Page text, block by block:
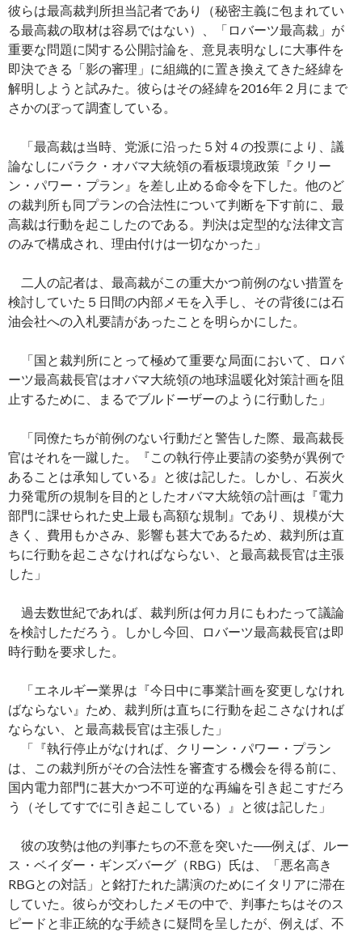
彼らは最高裁判所担当記者であり（秘密主義に包まれてい
る最高裁の取材は容易ではない）、「ロバーツ最高裁」が
重要な問題に関する公開討論を、意見表明なしに大事件を
即決できる「影の審理」に組織的に置き換えてきた経緯を
解明しようと試みた。彼らはその経緯を2016年２月にまで
さかのぼって調査している。
「最高裁は当時、党派に沿った５対４の投票により、議
論なしにバラク・オバマ大統領の看板環境政策『クリー
ン・パワー・プラン』を差し止める命令を下した。他のど
の裁判所も同プランの合法性について判断を下す前に、最
高裁は行動を起こしたのである。判決は定型的な法律文言
のみで構成され、理由付けは一切なかった」
二人の記者は、最高裁がこの重大かつ前例のない措置を
検討していた５日間の内部メモを入手し、その背後には石
油会社への入札要請があったことを明らかにした。
「国と裁判所にとって極めて重要な局面において、ロバ
ーツ最高裁長官はオバマ大統領の地球温暖化対策計画を阻
止するために、まるでブルドーザーのように行動した」
「同僚たちが前例のない行動だと警告した際、最高裁長
官はそれを一蹴した。『この執行停止要請の姿勢が異例で
あることは承知している』と彼は記した。しかし、石炭火
力発電所の規制を目的としたオバマ大統領の計画は『電力
部門に課せられた史上最も高額な規制』であり、規模が大
きく、費用もかさみ、影響も甚大であるため、裁判所は直
ちに行動を起こさなければならない、と最高裁長官は主張
した」
過去数世紀であれば、裁判所は何カ月にもわたって議論
を検討しただろう。しかし今回、ロバーツ最高裁長官は即
時行動を要求した。
「エネルギー業界は『今日中に事業計画を変更しなけれ
ばならない』ため、裁判所は直ちに行動を起こさなければ
ならない、と最高裁長官は主張した」
「『執行停止がなければ、クリーン・パワー・プラン
は、この裁判所がその合法性を審査する機会を得る前に、
国内電力部門に甚大かつ不可逆的な再編を引き起こすだろ
う（そしてすでに引き起こしている）』と彼は記した」
彼の攻勢は他の判事たちの不意を突いた──例えば、ルー
ス・ベイダー・ギンズバーグ（RBG）氏は、「悪名高き
RBGとの対話」と銘打たれた講演のためにイタリアに滞在
していた。彼らが交わしたメモの中で、判事たちはそのス
ピードと非正統的な手続きに疑問を呈したが、例えば、不